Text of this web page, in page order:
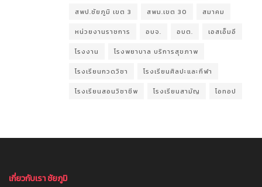
สพป.ชัยภูมิ เขต 3 สพม.เขต 30 สมาคม
หน่วยงานราชการ อบจ. อบต. เอสเอ็มอี
โรงงาน โรงพยาบาล บริการสุขภาพ
โรงเรียนกวดวิชา โรงเรียนศิลปะและกีฬา
โรงเรียนสอนวิชาชีพ โรงเรียนสามัญ โอทอป
เกี่ยวกับเรา ชัยภูมิ